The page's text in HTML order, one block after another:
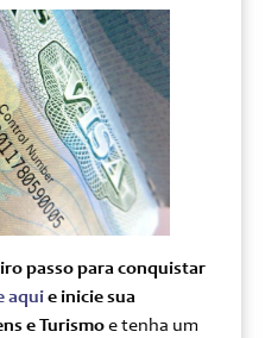
passo para conquistar
aquie inicie sua
e Turismoe tenha um